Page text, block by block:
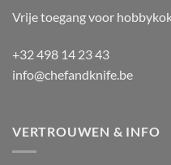
Vrije toegang voor
+32 498 14 23 43
info@chefandknife.be
VERTROUWEN & INFO